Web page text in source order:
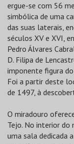
ergue-se com 56
simbólica de uma
das suas laterais,
séculos XV e XVI,
Pedro Álvares
D. Filipa de
imponente figura
Foi a partir deste
de 1497, à
O miradouro
Tejo. No interior
uma sala dedicada